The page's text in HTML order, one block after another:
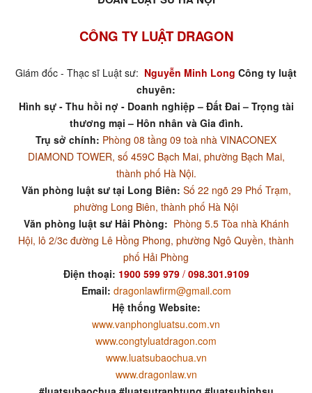
CÔNG TY LUẬT DRAGON
Giám đốc - Thạc sĩ Luật sư: Nguyễn Minh Long Công ty luật
chuyên:
Hình sự - Thu hồi nợ - Doanh nghiệp – Đất Đai – Trọng tài
thương mại – Hôn nhân và Gia đình.
Trụ sở chính: Phòng 08 tầng 09 toà nhà VINACONEX
DIAMOND TOWER, số 459C Bạch Mai, phường Bạch Mai,
thành phố Hà Nội.
Văn phòng luật sư tại Long Biên: Số 22 ngõ 29 Phố Trạm,
phường Long Biên, thành phố Hà Nội
Văn phòng luật sư Hải Phòng: Phòng 5.5 Tòa nhà Khánh
Hội, lô 2/3c đường Lê Hồng Phong, phường Ngô Quyền, thành
phố Hải Phòng
Điện thoại: 1900 599 979/ 098.301.9109
Email: dragonlawfirm@gmail.com
Hệ thống Website:
www.vanphongluatsu.com.vn
www.congtyluatdragon.com
www.luatsubaochua.vn
www.dragonlaw.vn